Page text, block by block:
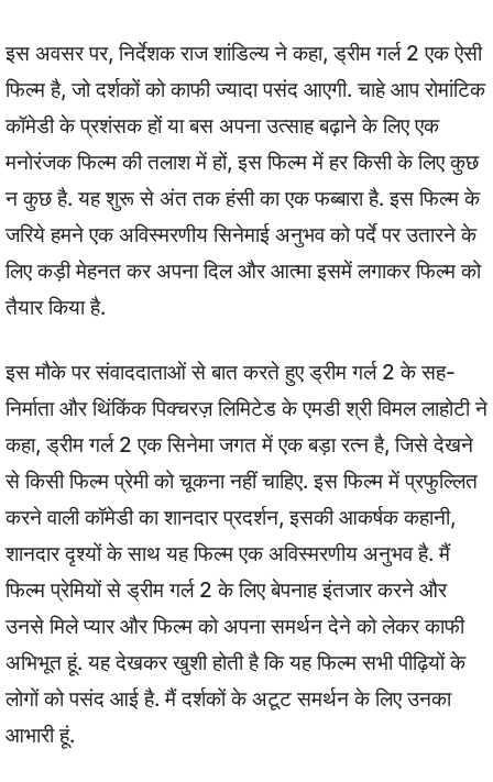
इस अवसर पर, निर्देशक राज शांडिल्य ने कहा, ड्रीम गर्ल 2 एक ऐसी
फिल्म है, जो दर्शकों को काफी ज्यादा पसंद आएगी. चाहे आप रोमांटिक
कॉमेडी के प्रशंसक हों या बस अपना उत्साह बढ़ाने के लिए एक
मनोरंजक फिल्म की तलाश में हों, इस फिल्म में हर किसी के लिए कुछ
न कुछ है. यह शुरू से अंत तक हंसी का एक फब्बारा है. इस फिल्म के
जरिये हमने एक अविस्मरणीय सिनेमाई अनुभव को पर्दे पर उतारने के
लिए कड़ी मेहनत कर अपना दिल और आत्मा इसमें लगाकर फिल्म को
तैयार किया है.
इस मौके पर संवाददाताओं से बात करते हुए ड्रीम गर्ल 2 के सह-
निर्माता और थिंकिंक पिक्चरज़ लिमिटेड के एमडी श्री विमल लाहोटी ने
कहा, ड्रीम गर्ल 2 एक सिनेमा जगत में एक बड़ा रत्न है, जिसे देखने
से किसी फिल्म प्रेमी को चूकना नहीं चाहिए. इस फिल्म में प्रफुल्लित
करने वाली कॉमेडी का शानदार प्रदर्शन, इसकी आकर्षक कहानी,
शानदार दृश्यों के साथ यह फिल्म एक अविस्मरणीय अनुभव है. मैं
फिल्म प्रेमियों से ड्रीम गर्ल 2 के लिए बेपनाह इंतजार करने और
उनसे मिले प्यार और फिल्म को अपना समर्थन देने को लेकर काफी
अभिभूत हूं. यह देखकर खुशी होती है कि यह फिल्म सभी पीढ़ियों के
लोगों को पसंद आई है. मैं दर्शकों के अटूट समर्थन के लिए उनका
आभारी हूं.